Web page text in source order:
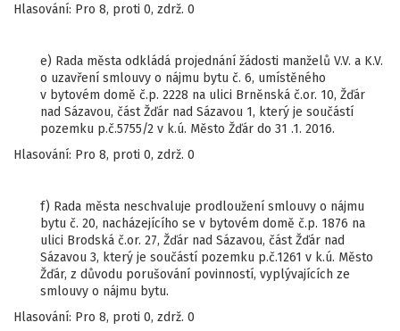
Hlasování: Pro 8, proti 0, zdrž. 0
e) Rada města odkládá projednání žádosti manželů V.V. a K.V.
o uzavření smlouvy o nájmu bytu č. 6, umístěného
v bytovém domě č.p. 2228 na ulici Brněnská č.or. 10, Žďár
nad Sázavou, část Žďár nad Sázavou 1, který je součástí
pozemku p.č.5755/2 v k.ú. Město Žďár do 31 .1. 2016.
Hlasování: Pro 8, proti 0, zdrž. 0
f) Rada města neschvaluje prodloužení smlouvy o nájmu
bytu č. 20, nacházejícího se v bytovém domě č.p. 1876 na
ulici Brodská č.or. 27, Žďár nad Sázavou, část Žďár nad
Sázavou 3, který je součástí pozemku p.č.1261 v k.ú. Město
Žďár, z důvodu porušování povinností, vyplývajících ze
smlouvy o nájmu bytu.
Hlasování: Pro 8, proti 0, zdrž. 0